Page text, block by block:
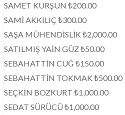
SAMET KURŞUN ₺200.00
SAMİ AKKILIÇ ₺300.00
SAŞA MÜHENDİSLİK ₺2,000.00
SATILMIŞ YAİN GÜZ ₺50.00
SEBAHATTİN CUĞ ₺150.00
SEBAHATTİN TOKMAK ₺500.00
SEÇKİN BOZKURT ₺1,000.00
SEDAT SÜRÜCÜ ₺1,000.00